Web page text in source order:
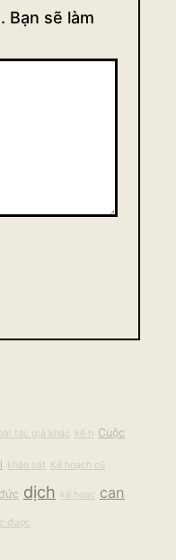
Bạn sẽ làm
tác giả khác kế h Cuộc
khảo sát Kế hoạch cũ
dịch kế hoac can
được